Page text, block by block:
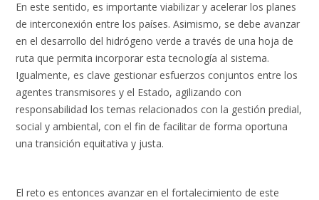
En este sentido, es importante viabilizar y acelerar los planes
de interconexión entre los países. Asimismo, se debe avanzar
en el desarrollo del hidrógeno verde a través de una hoja de
ruta que permita incorporar esta tecnología al sistema.
Igualmente, es clave gestionar esfuerzos conjuntos entre los
agentes transmisores y el Estado, agilizando con
responsabilidad los temas relacionados con la gestión predial,
social y ambiental, con el fin de facilitar de forma oportuna
una transición equitativa y justa.
El reto es entonces avanzar en el fortalecimiento de este